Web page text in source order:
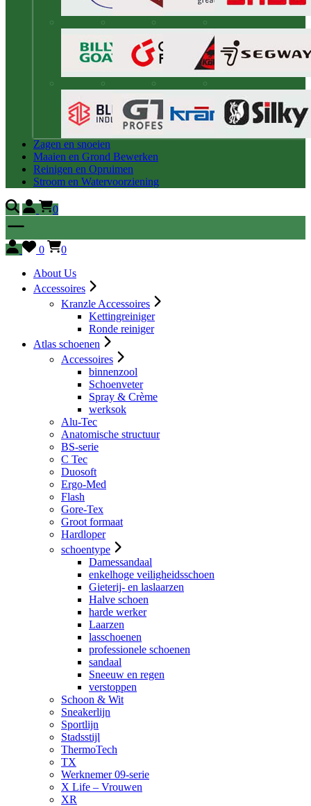
Zagen en snoeien
Maaien en Grond Bewerken
Reinigen en Opruimen
Stroom en Watervoorziening
0
0
0
About Us
Accessoires
Kranzle Accessoires
Kettingreiniger
Ronde reiniger
Atlas schoenen
Accessoires
binnenzool
Schoenveter
Spray & Crème
werksok
Alu-Tec
Anatomische structuur
BS-serie
C Tec
Duosoft
Ergo-Med
Flash
Gore-Tex
Groot formaat
Hardloper
schoentype
Damessandaal
enkelhoge veiligheidsschoen
Gieterij- en laslaarzen
Halve schoen
harde werker
Laarzen
lasschoenen
professionele schoenen
sandaal
Sneeuw en regen
verstoppen
Schoon & Wit
Sneakerlijn
Sportlijn
Stadsstijl
ThermoTech
TX
Werknemer 09-serie
X Life – Vrouwen
XR